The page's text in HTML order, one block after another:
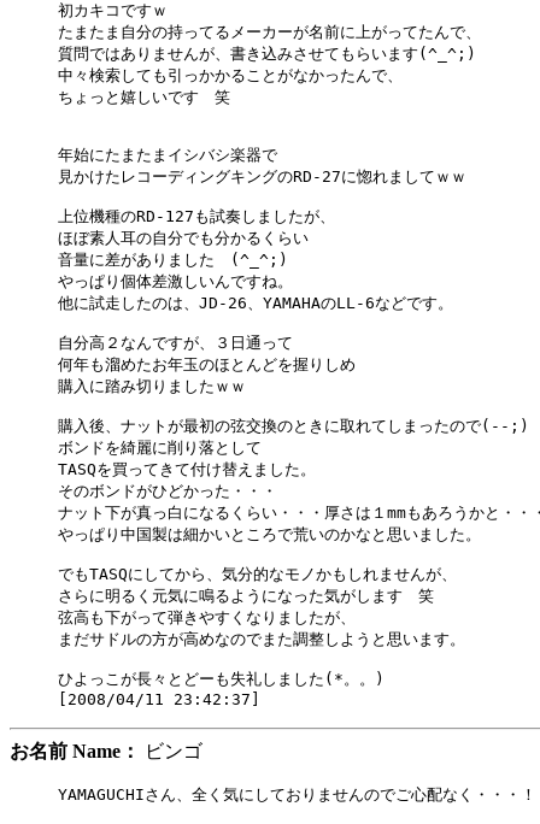
初カキコですｗ
たまたま自分の持ってるメーカーが名前に上がってたんで、
質問ではありませんが、書き込みさせてもらいます(^_^;)
中々検索しても引っかかることがなかったんで、
ちょっと嬉しいです　笑
年始にたまたまイシバシ楽器で
見かけたレコーディングキングのRD-27に惚れましてｗｗ
上位機種のRD-127も試奏しましたが、
ほぼ素人耳の自分でも分かるくらい
音量に差がありました　(^_^;)
やっぱり個体差激しいんですね。
他に試走したのは、JD-26、YAMAHAのLL-6などです。
自分高２なんですが、３日通って
何年も溜めたお年玉のほとんどを握りしめ
購入に踏み切りましたｗｗ
購入後、ナットが最初の弦交換のときに取れてしまったので(--;)
ボンドを綺麗に削り落として
TASQを買ってきて付け替えました。
そのボンドがひどかった・・・
ナット下が真っ白になるくらい・・・厚さは１mmもあろうかと・
やっぱり中国製は細かいところで荒いのかなと思いました。
でもTASQにしてから、気分的なモノかもしれませんが、
さらに明るく元気に鳴るようになった気がします　笑
弦高も下がって弾きやすくなりましたが、
まだサドルの方が高めなのでまた調整しようと思います。
ひよっこが長々とどーも失礼しました(*。。)
お名前 Name： ビンゴ
YAMAGUCHIさん、全く気にしておりませんのでご心配なく・・・！